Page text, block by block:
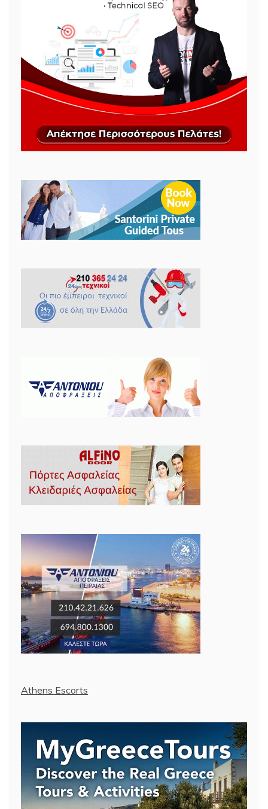
Athens Escorts